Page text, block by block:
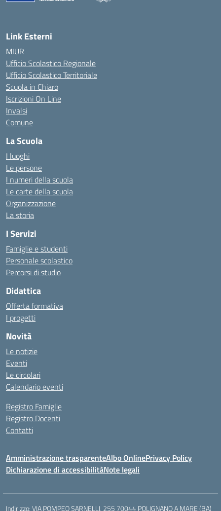
Link Esterni
MIUR
Ufficio Scolastico Regionale
Ufficio Scolastico Territoriale
Scuola in Chiaro
Iscrizioni On Line
Invalsi
Comune
La Scuola
I luoghi
Le persone
I numeri della scuola
Le carte della scuola
Organizzazione
La storia
I Servizi
Famiglie e studenti
Personale scolastico
Percorsi di studio
Didattica
Offerta formativa
I progetti
Novità
Le notizie
Eventi
Le circolari
Calendario eventi
Registro Famiglie
Registro Docenti
Contatti
Amministrazione trasparenteAlbo OnlinePrivacy Policy
Dichiarazione di accessibilitàNote legali
Indirizzo:VIA POMPEO SARNELLI, 255 70044 POLIGNANO A MARE (BA)